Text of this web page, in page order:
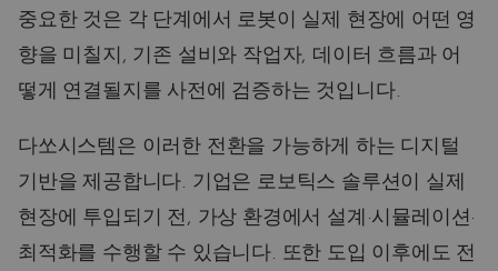
중요한 것은 각 단계에서 로봇이 실제 현장에 어떤 영
향을 미칠지, 기존 설비와 작업자, 데이터 흐름과 어
떻게 연결될지를 사전에 검증하는 것입니다.
다쏘시스템은 이러한 전환을 가능하게 하는 디지털
기반을 제공합니다. 기업은 로보틱스 솔루션이 실제
현장에 투입되기 전, 가상 환경에서 설계·시뮬레이션·
최적화를 수행할 수 있습니다. 또한 도입 이후에도 전